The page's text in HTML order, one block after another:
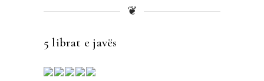
❦
5 librat e javës